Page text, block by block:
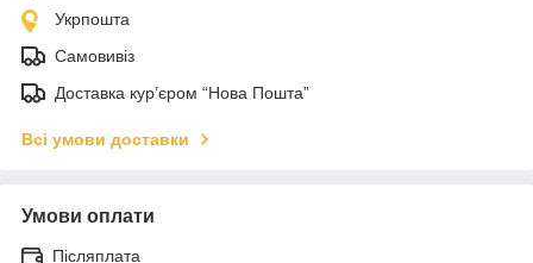
Укрпошта
Самовивіз
Доставка кур’єром “Нова Пошта”
Всі умови доставки
Умови оплати
Післяплата